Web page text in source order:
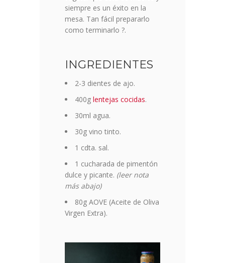
siempre es un éxito en la
mesa. Tan fácil prepararlo
como terminarlo ?.
INGREDIENTES
2-3 dientes de ajo.
400g lentejas cocidas.
30ml agua.
30g vino tinto.
1 cdta. sal.
1 cucharada de pimentón
dulce y picante. (leer nota
más abajo)
80g AOVE (Aceite de Oliva
Virgen Extra).